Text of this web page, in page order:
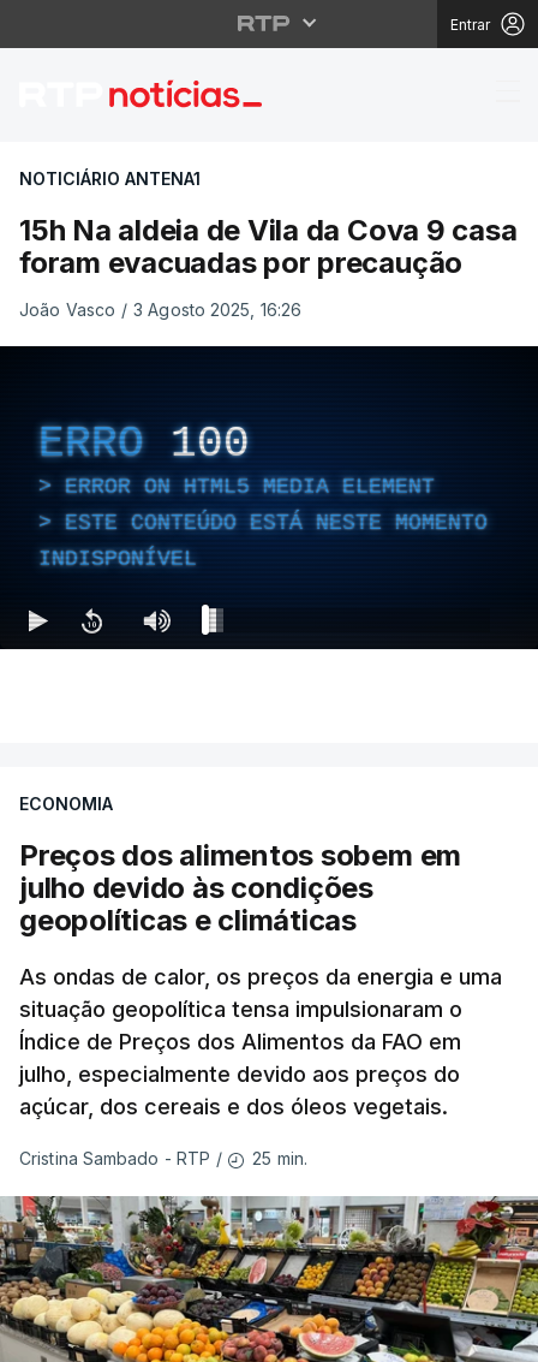
Entrar
15h Na aldeia de Vila
NOTICIÁRIO ANTENA1
15h Na aldeia de Vila da Cova 9 casa
foram evacuadas por precaução
João Vasco / 3 Agosto 2025, 16:26
ERRO 100
ERROR ON HTML5 MEDIA ELEMENT
ESTE CONTEÚDO ESTÁ NESTE MOMENTO
INDISPONÍVEL
ECONOMIA
Preços dos alimentos sobem em
julho devido às condições
geopolíticas e climáticas
As ondas de calor, os preços da energia e uma
situação geopolítica tensa impulsionaram o
Índice de Preços dos Alimentos da FAO em
julho, especialmente devido aos preços do
açúcar, dos cereais e dos óleos vegetais.
Cristina Sambado - RTP / 25 min.